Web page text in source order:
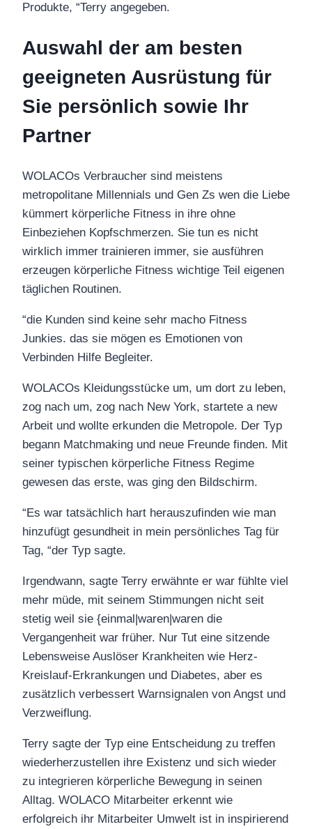
Produkte, “Terry angegeben.
Auswahl der am besten
geeigneten Ausrüstung für
Sie persönlich sowie Ihr
Partner
WOLACOs Verbraucher sind meistens
metropolitane Millennials und Gen Zs wen die Liebe
kümmert körperliche Fitness in ihre ohne
Einbeziehen Kopfschmerzen. Sie tun es nicht
wirklich immer trainieren immer, sie ausführen
erzeugen körperliche Fitness wichtige Teil eigenen
täglichen Routinen.
“die Kunden sind keine sehr macho Fitness
Junkies. das sie mögen es Emotionen von
Verbinden Hilfe Begleiter.
WOLACOs Kleidungsstücke um, um dort zu leben,
zog nach um, zog nach New York, startete a new
Arbeit und wollte erkunden die Metropole. Der Typ
begann Matchmaking und neue Freunde finden. Mit
seiner typischen körperliche Fitness Regime
gewesen das erste, was ging den Bildschirm.
“Es war tatsächlich hart herauszufinden wie man
hinzufügt gesundheit in mein persönliches Tag für
Tag, “der Typ sagte.
Irgendwann, sagte Terry erwähnte er war fühlte viel
mehr müde, mit seinem Stimmungen nicht seit
stetig weil sie {einmal|waren|waren die
Vergangenheit war früher. Nur Tut eine sitzende
Lebensweise Auslöser Krankheiten wie Herz-
Kreislauf-Erkrankungen und Diabetes, aber es
zusätzlich verbessert Warnsignalen von Angst und
Verzweiflung.
Terry sagte der Typ eine Entscheidung zu treffen
wiederherzustellen ihre Existenz und sich wieder
zu integrieren körperliche Bewegung in seinen
Alltag. WOLACO Mitarbeiter erkennt wie
erfolgreich ihr Mitarbeiter Umwelt ist in inspirierend